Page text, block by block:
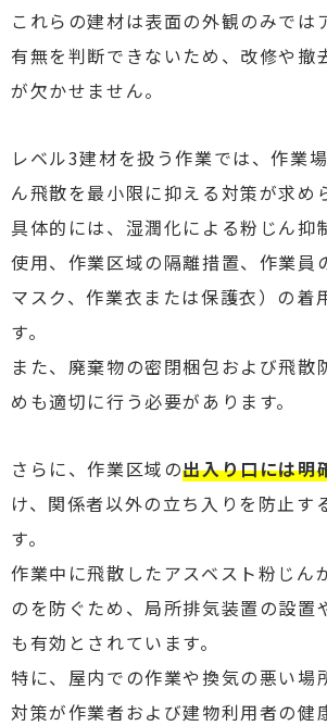
これらの建材は表面の外観のみでは
有無を判断できないため、改修や撤
が欠かせません。
レベル3建材を扱う作業では、作業
ん飛散を最小限に抑える対策が求め
具体的には、湿潤化による粉じん抑
使用、作業区域の隔離措置、作業員
マスク、作業衣または保護衣）の着
す。
また、廃棄物の密閉梱包および飛散
めも適切に行う必要があります。
さらに、作業区域の出入り口には明
け、関係者以外の立ち入りを防止す
す。
作業中に飛散したアスベスト粉じん
のを防ぐため、局所排気装置の設置
も有効とされています。
特に、屋内での作業や換気の悪い場
対策が作業者および建物利用者の健